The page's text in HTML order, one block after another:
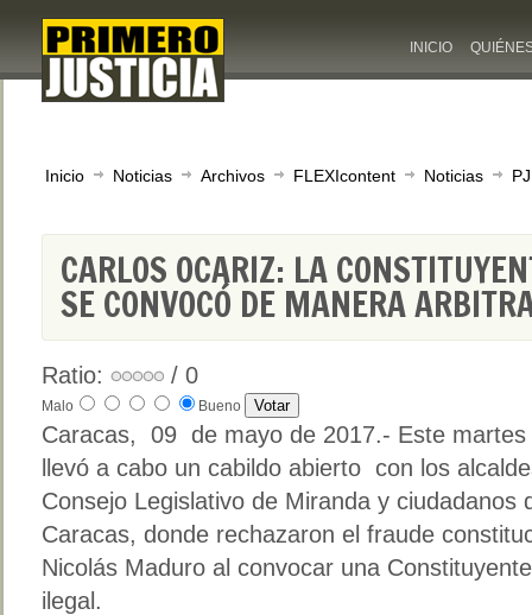
INICIO
Inicio Noticias Archivos FLEXIcontent Noticias
CARLOS OCARIZ: LA
SE CONVOCÓ DE MANERA
Ratio: / 0
Malo Bueno
Caracas, 09 de mayo de 2017.- Este martes
llevó a cabo un cabildo abierto con los
Consejo Legislativo de Miranda y ciudadanos
Caracas, donde rechazaron el fraude
Nicolás Maduro al convocar una
ilegal.